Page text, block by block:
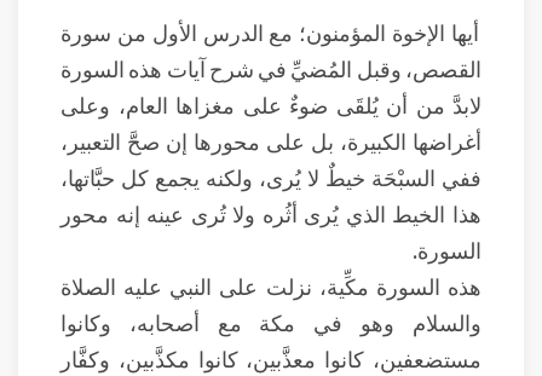
أيها الإخوة المؤمنون؛ مع الدرس الأول من سورة
القصص، وقبل المُضيِّ في شرح آيات هذه السورة
لابدَّ من أن يُلقَى ضوءٌ على مغزاها العام، وعلى
أغراضها الكبيرة، بل على محورها إن صحَّ التعبير،
ففي السبْحَة خيطٌ لا يُرى، ولكنه يجمع كل حبَّاتها،
هذا الخيط الذي يُرى أثُره ولا تُرى عينه إنه محور
السورة.
هذه السورة مكِّية، نزلت على النبي عليه الصلاة
والسلام وهو في مكة مع أصحابه، وكانوا
مستضعفين، كانوا معذَّبين، كانوا مكذَّبين، وكفَّار